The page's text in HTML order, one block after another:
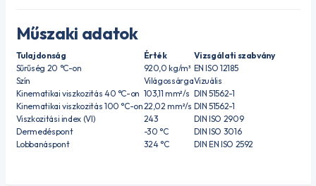
Műszaki adatok
Tulajdonság Érték
Vizsgálati szabvány
Sűrűség 20 °C-on
920,0 kg/m³ EN ISO 12185
Szín
VilágossárgaVizuális
Kinematikai viszkozitás 40 °C-on 103,11 mm²/s DIN 51562-1
Kinematikai viszkozitás 100 °C-on22,02 mm²/s DIN 51562-1
Viszkozitási index (VI)
243
DIN ISO 2909
Dermedéspont
-30 °C
DIN ISO 3016
Lobbanáspont
324 °C DIN EN ISO 2592